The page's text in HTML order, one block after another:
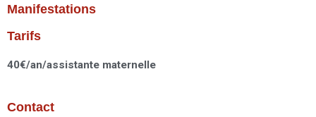
Manifestations
Tarifs
40€/an/assistante maternelle
Contact